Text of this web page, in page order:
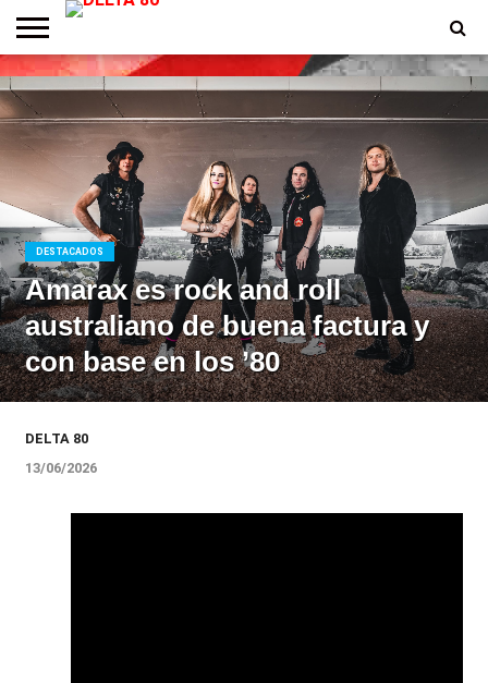
ENTREVISTAS
PREMIOS
PRODUCCIONES
PROGRAMACION
CONTACTO
HOMEPAGE
DESTACADOS
Amarax es rock and roll
australiano de buena factura y
con base en los ’80
DELTA 80
13/06/2026